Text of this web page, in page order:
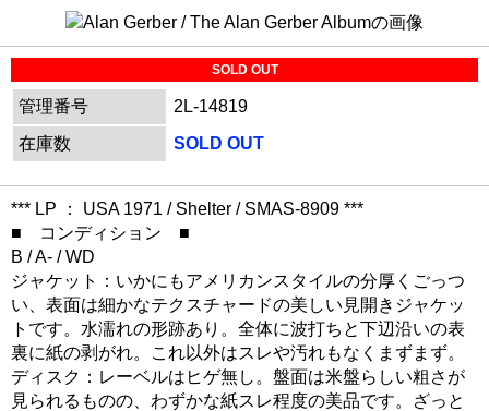
SOLD OUT
管理番号
2L-14819
在庫数
SOLD OUT
*** LP ： USA 1971 / Shelter / SMAS-8909 ***
■ コンディション ■
B / A- / WD
ジャケット：いかにもアメリカンスタイルの分厚くごっつ
い、表面は細かなテクスチャードの美しい見開きジャケッ
トです。水濡れの形跡あり。全体に波打ちと下辺沿いの表
裏に紙の剥がれ。これ以外はスレや汚れもなくまずまず。
ディスク：レーベルはヒゲ無し。盤面は米盤らしい粗さが
見られるものの、わずかな紙スレ程度の美品です。ざっと